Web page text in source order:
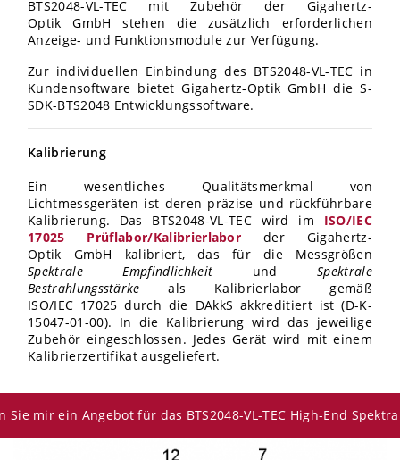
BTS2048-VL-TEC mit Zubehör der Gigahertz-
Optik
GmbH stehen die zusätzlich erforderlichen
Anzeige- und Funktionsmodule zur Verfügung.
Zur individuellen Einbindung des BTS2048-VL-TEC in
Kundensoftware bietet Gigahertz-Optik GmbH die S-
SDK-BTS2048 Entwicklungssoftware.
Kalibrierung
Ein wesentliches Qualitätsmerkmal von
Lichtmessgeräten ist deren präzise und rückführbare
Kalibrierung. Das BTS2048-VL-TEC wird im ISO/IEC
17025 Prüflabor/Kalibrierlabor
der Gigahertz-
Optik
GmbH kalibriert, das für die Messgrößen
Spektrale Empfindlichkeit undSpektrale
Bestrahlungsstärke als Kalibrierlabor gemäß
ISO/IEC 17025 durch die DAkkS akkreditiert ist (D-K-
15047-01-00). In die Kalibrierung wird das jeweilige
Zubehör eingeschlossen. Jedes Gerät wird mit einem
Kalibrierzertifikat ausgeliefert.
Sie mir ein Angebot für das BTS2048-VL-TEC High-End